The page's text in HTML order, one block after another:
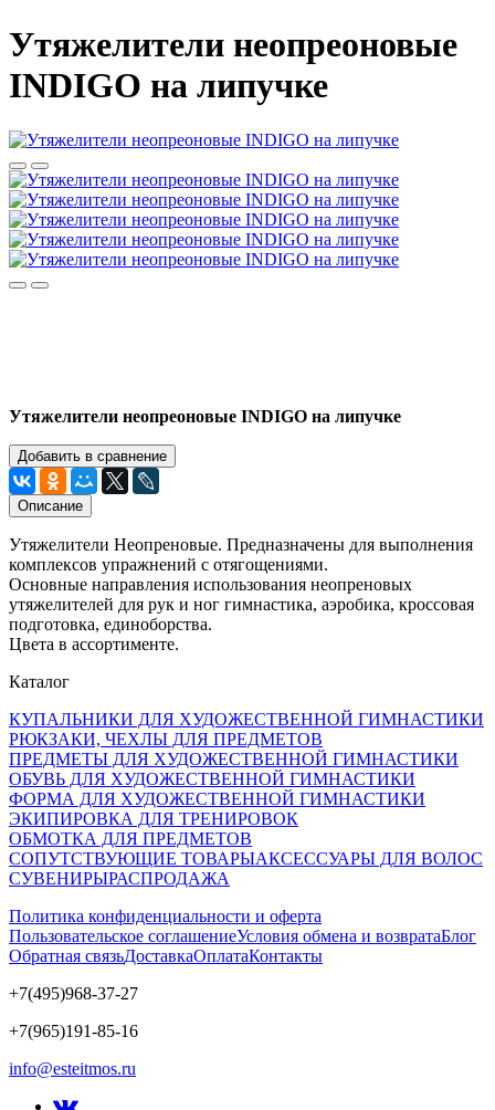
Утяжелители неопреоновые
INDIGO на липучке
Утяжелители неопреоновые INDIGO на липучке
Добавить в сравнение
Описание
Утяжелители Неопреновые. Предназначены для выполнения
комплексов упражнений с отягощениями.
Основные направления использования неопреновых
утяжелителей для рук и ног гимнастика, аэробика, кроссовая
подготовка, единоборства.
Цвета в ассортименте.
Каталог
КУПАЛЬНИКИ ДЛЯ ХУДОЖЕСТВЕННОЙ ГИМНАСТИКИ
РЮКЗАКИ, ЧЕХЛЫ ДЛЯ ПРЕДМЕТОВ
ПРЕДМЕТЫ ДЛЯ ХУДОЖЕСТВЕННОЙ ГИМНАСТИКИ
ОБУВЬ ДЛЯ ХУДОЖЕСТВЕННОЙ ГИМНАСТИКИ
ФОРМА ДЛЯ ХУДОЖЕСТВЕННОЙ ГИМНАСТИКИ
ЭКИПИРОВКА ДЛЯ ТРЕНИРОВОК
ОБМОТКА ДЛЯ ПРЕДМЕТОВ
СОПУТСТВУЮЩИЕ ТОВАРЫАКСЕССУАРЫ ДЛЯ ВОЛОС
СУВЕНИРЫРАСПРОДАЖА
Политика конфиденциальности и оферта
Пользовательское соглашениеУсловия обмена и возвратаБлог
Обратная связьДоставкаОплатаКонтакты
+7(495)968-37-27
+7(965)191-85-16
info@esteitmos.ru